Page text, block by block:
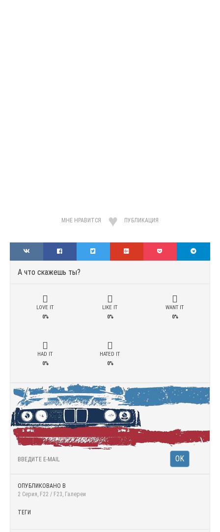
МНЕ НРАВИТСЯ ПУБЛИКАЦИЯ
А что скажешь ты?
LOVE IT
0%
LIKE IT
0%
WANT IT
0%
HAD IT
0%
HATED IT
0%
ОПУБЛИКОВАНО В
2 Серия, F22 / F23, Галереи
ТЕГИ